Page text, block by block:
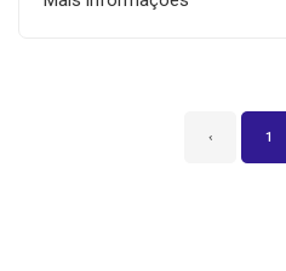
‹ 1